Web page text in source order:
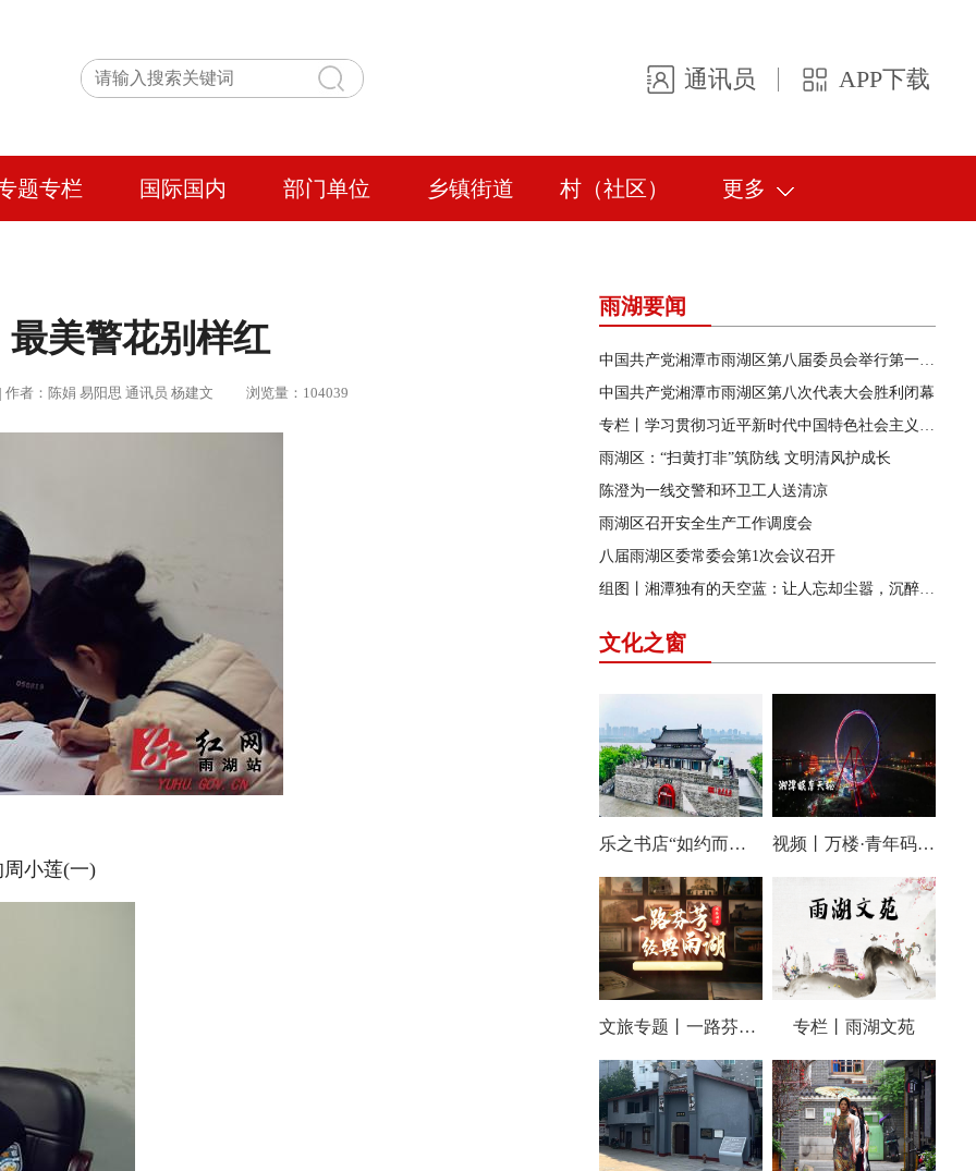
通讯员 APP下载
题专栏 国际国内 部门单位 乡镇街道 村（社区） 更多
美警花别样红
者：陈娟 易阳思 通讯员 杨建文 浏览量：104039
周小莲(一)
雨湖要闻
中国共产党湘潭市雨湖区第八届委员会举行第一次全体会议
中国共产党湘潭市雨湖区第八次代表大会胜利闭幕
专栏丨学习贯彻习近平新时代中国特色社会主义思想主题教育
雨湖区：“扫黄打非”筑防线 文明清风护成长
陈澄为一线交警和环卫工人送清凉
雨湖区召开安全生产工作调度会
八届雨湖区委常委会第1次会议召开
组图丨湘潭独有的天空蓝：让人忘却尘嚣，沉醉其中
文化之窗
乐之书店“如约而至”：静享阅读时光，尽享诗意人生 视频丨万楼·青年码头，传统与现代交相辉映，让老湘潭焕发新活力！
文旅专题丨一路芬芳 经典雨湖 专栏丨雨湖文苑